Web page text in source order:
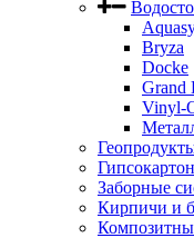
Bryza
Docke
Grand
Vinyl-
Заборные
Кирпичи и